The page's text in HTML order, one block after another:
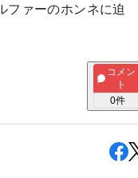
ファーのホンネに迫
コメン
ト
0件